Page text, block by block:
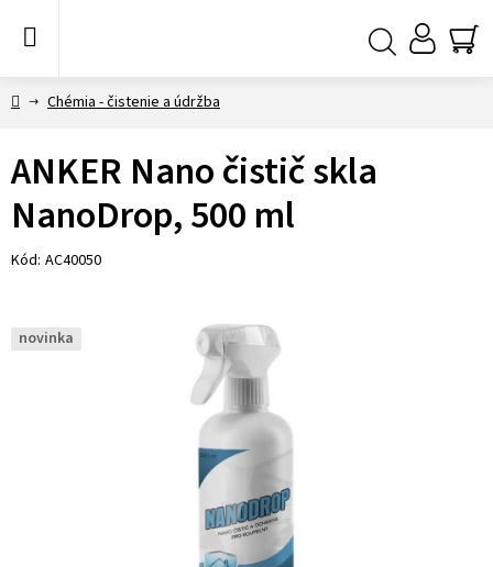
DomovChémia - čistenie a údržba
ANKER Nano čistič skla
NanoDrop, 500 ml
Kód: AC40050
novinka